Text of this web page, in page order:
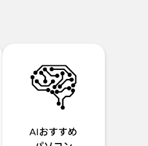
AIおすすめ